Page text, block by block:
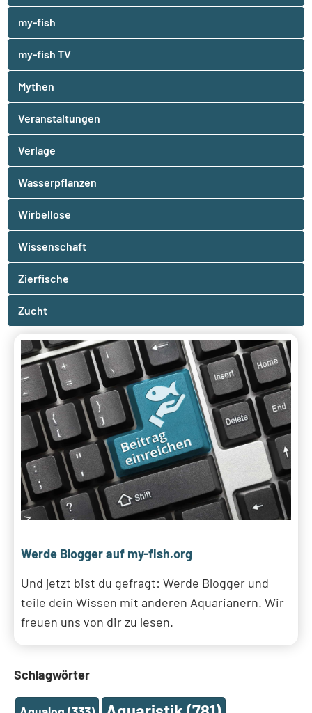
my-fish
my-fish TV
Mythen
Veranstaltungen
Verlage
Wasserpflanzen
Wirbellose
Wissenschaft
Zierfische
Zucht
Werde Blogger auf my-fish.org
Und jetzt bist du gefragt: Werde Blogger und
teile dein Wissen mit anderen Aquarianern. Wir
freuen uns von dir zu lesen.
Schlagwörter